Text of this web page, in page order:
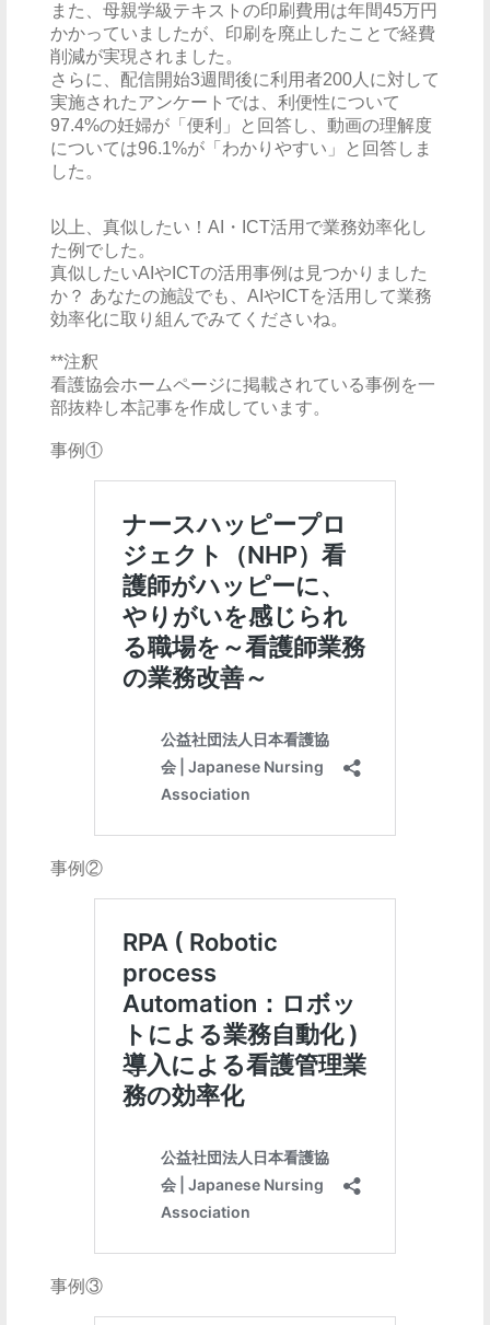
また、母親学級テキストの印刷費用は年間45万円
かかっていましたが、印刷を廃止したことで経費
削減が実現されました。
さらに、配信開始3週間後に利用者200人に対して
実施されたアンケートでは、利便性について
97.4%の妊婦が「便利」と回答し、動画の理解度
については96.1%が「わかりやすい」と回答しま
した。
以上、真似したい！AI・ICT活用で業務効率化し
た例でした。
真似したいAIやICTの活用事例は見つかりました
か？ あなたの施設でも、AIやICTを活用して業務
効率化に取り組んでみてくださいね。
**注釈
看護協会ホームページに掲載されている事例を一
部抜粋し本記事を作成しています。
事例①
事例②
事例③